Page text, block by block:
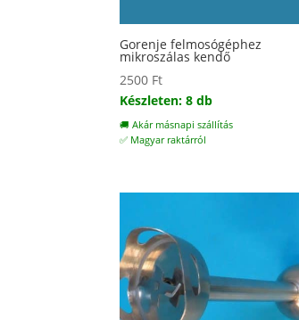
Gorenje felmosógéphez
mikroszálas kendő
2500 Ft
Készleten: 8 db
🚚 Akár másnapi szállítás
✅ Magyar raktárról